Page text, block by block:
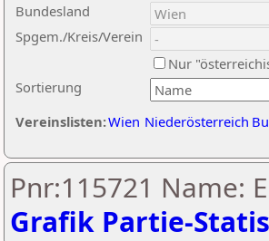
Sortierung
Bundesland
Spgem./Kreis/Verein
Nur
Vereinslisten:Wien Niederösterreich
Pnr:115721 Name:
Grafik Partie-